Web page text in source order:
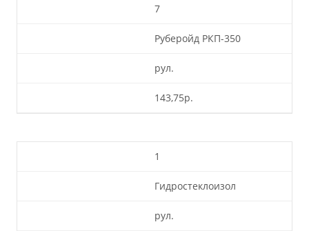
7
Руберойд РКП-350
рул.
143,75р.
1
Гидростеклоизол
рул.